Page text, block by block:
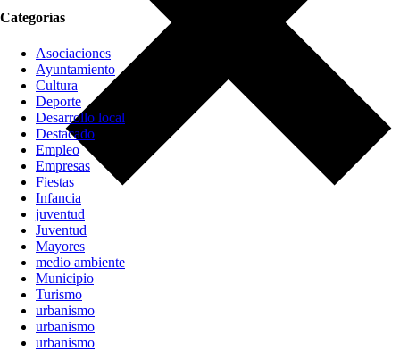
Categorías
Asociaciones
Ayuntamiento
Cultura
Deporte
Desarrollo local
Destacado
Empleo
Empresas
Fiestas
Infancia
juventud
Juventud
Mayores
medio ambiente
Municipio
Turismo
urbanismo
urbanismo
urbanismo